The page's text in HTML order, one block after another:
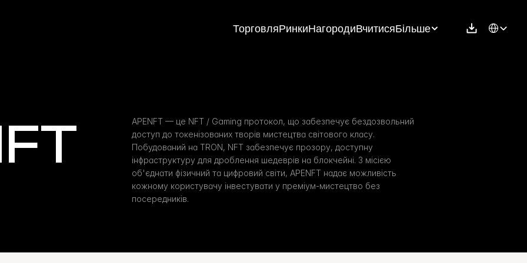
ТорговляРинкиНагородиВчитисяБільше Select
APENFT — це NFT / Gaming протокол, що забезпечує бездозвольний
доступ до токенізованих творів мистецтва світового класу.
Побудований на TRON, NFT забезпечує прозору, доступну
інфраструктуру для дроблення шедеврів на блокчейні. З місією
об'єднати фізичний та цифровий світи, APENFT надає можливість
кожному користувачу інвестувати у преміум-мистецтво без
посередників.